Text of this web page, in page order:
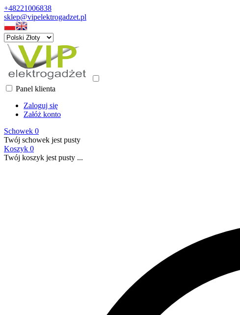
+48221006838
sklep@vipelektrogadzet.pl
Panel klienta
Zaloguj się
Załóż konto
Schowek 0
Twój schowek jest pusty
Koszyk 0
Twój koszyk jest pusty ...